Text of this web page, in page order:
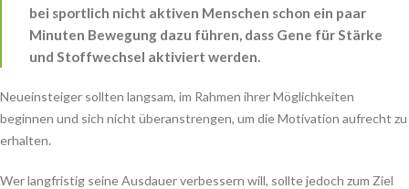
bei sportlich nicht aktiven Menschen schon ein paar
Minuten Bewegung dazu führen, dass Gene für Stärke
und Stoffwechsel aktiviert werden.
Neueinsteiger sollten langsam, im Rahmen ihrer Möglichkeiten
beginnen und sich nicht überanstrengen, um die Motivation aufrecht zu
erhalten.
Wer langfristig seine Ausdauer verbessern will, sollte jedoch zum Ziel